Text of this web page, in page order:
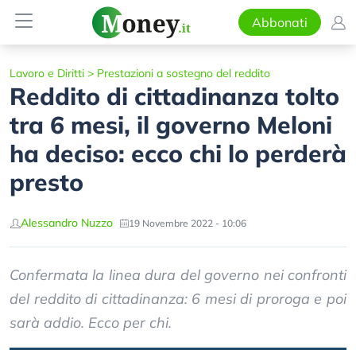
Abbonati
Lavoro e Diritti > Prestazioni a sostegno del reddito
Reddito di cittadinanza tolto
tra 6 mesi, il governo Meloni
ha deciso: ecco chi lo perderà
presto
Alessandro Nuzzo 19 Novembre 2022 - 10:06
Confermata la linea dura del governo nei confronti
del reddito di cittadinanza: 6 mesi di proroga e poi
sarà addio. Ecco per chi.